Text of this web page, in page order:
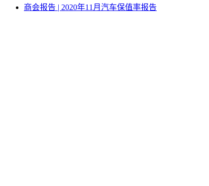
商会报告 | 2020年11月汽车保值率报告